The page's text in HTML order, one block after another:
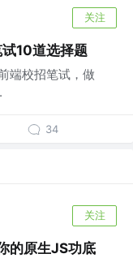
关注
10道选择题
端校招笔试，做
34
关注
的原生JS功底